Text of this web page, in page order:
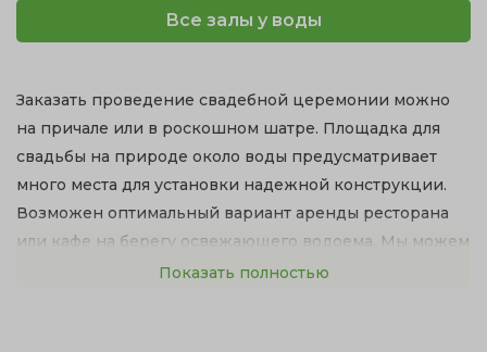
Все залы у воды
Заказать проведение свадебной церемонии можно
на причале или в роскошном шатре. Площадка для
свадьбы на природе около воды предусматривает
много места для установки надежной конструкции.
Возможен оптимальный вариант аренды ресторана
или кафе на берегу освежающего водоема. Мы можем
предложить великолепные банкетные залы с
Показать полностью